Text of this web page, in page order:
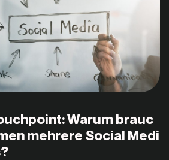
Warum brauc
mehrere Social Medi